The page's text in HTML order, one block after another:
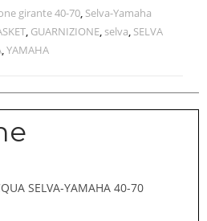
girante 40-70, Selva-Yamaha
, GUARNIZIONE, selva, SELVA
,YAMAHA
SELVA-YAMAHA 40-70